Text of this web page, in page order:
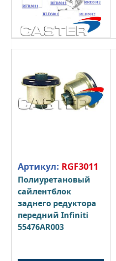
Артикул: RGF3011
Полиуретановый
сайлентблок
заднего редуктора
передний Infiniti
55476AR003